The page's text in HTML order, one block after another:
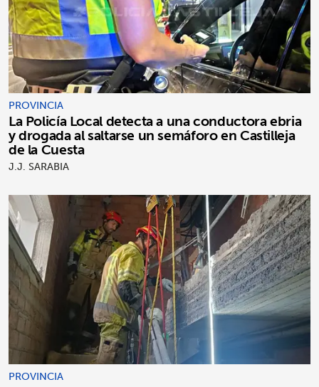
PROVINCIA
La Policía Local detecta a una conductora ebria
y drogada al saltarse un semáforo en Castilleja
de la Cuesta
J.J. SARABIA
PROVINCIA